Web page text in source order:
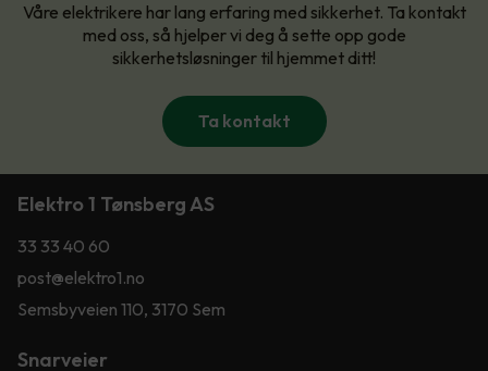
Våre elektrikere har lang erfaring med sikkerhet. Ta kontakt
med oss, så hjelper vi deg å sette opp gode
sikkerhetsløsninger til hjemmet ditt!
Ta kontakt
Elektro 1 Tønsberg AS
33 33 40 60
post@elektro1.no
Semsbyveien 110, 3170 Sem
Snarveier